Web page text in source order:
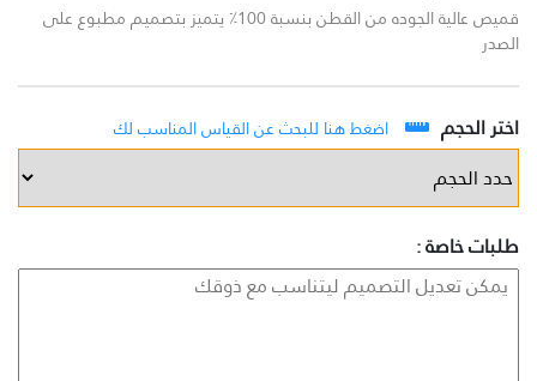
قميص عالية الجوده من القطن بنسبة 100٪ يتميز بتصميم مطبوع على
الصدر
اختر الحجم اضغط هنا للبحث عن القياس المناسب لك
طلبات خاصة :